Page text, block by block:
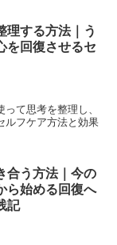
理する方法｜う
を回復させるセ
て思考を整理し、
ルフケア方法と効果
合う方法｜今の
ら始める回復へ
記